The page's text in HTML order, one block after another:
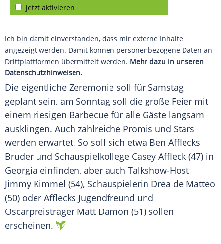
jetzt aktivieren
Ich bin damit einverstanden, dass mir externe Inhalte
angezeigt werden. Damit können personenbezogene Daten an
Drittplattformen übermittelt werden. Mehr dazu in unseren
Datenschutzhinweisen.
Die eigentliche Zeremonie soll für Samstag
geplant sein, am Sonntag soll die große Feier mit
einem riesigen Barbecue für alle Gäste langsam
ausklingen. Auch zahlreiche Promis und Stars
werden erwartet. So soll sich etwa Ben Afflecks
Bruder und Schauspielkollege Casey Affleck (47) in
Georgia einfinden, aber auch Talkshow-Host
Jimmy Kimmel (54), Schauspielerin Drea de Matteo
(50) oder Afflecks Jugendfreund und
Oscarpreisträger Matt Damon (51) sollen
erscheinen.